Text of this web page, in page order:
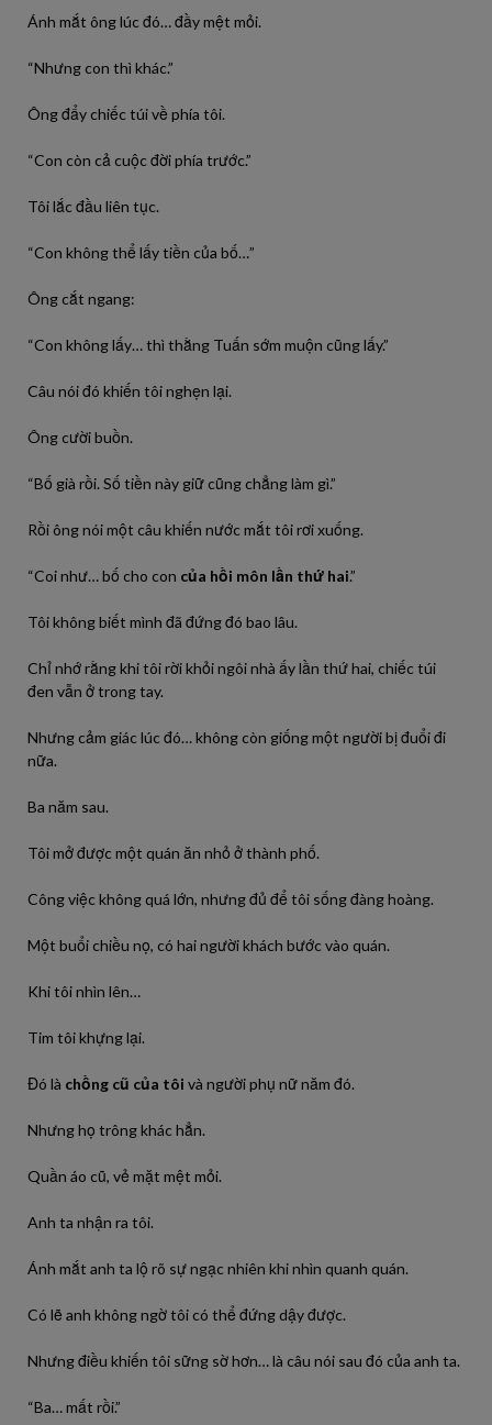
Ánh mắt ông lúc đó… đầy mệt mỏi.
“Nhưng con thì khác.”
Ông đẩy chiếc túi về phía tôi.
“Con còn cả cuộc đời phía trước.”
Tôi lắc đầu liên tục.
“Con không thể lấy tiền của bố…”
Ông cắt ngang:
“Con không lấy… thì thằng Tuấn sớm muộn cũng lấy.”
Câu nói đó khiến tôi nghẹn lại.
Ông cười buồn.
“Bố già rồi. Số tiền này giữ cũng chẳng làm gì.”
Rồi ông nói một câu khiến nước mắt tôi rơi xuống.
“Coi như… bố cho con của hồi môn lần thứ hai.”
Tôi không biết mình đã đứng đó bao lâu.
Chỉ nhớ rằng khi tôi rời khỏi ngôi nhà ấy lần thứ hai, chiếc túi
đen vẫn ở trong tay.
Nhưng cảm giác lúc đó… không còn giống một người bị đuổi đi
nữa.
Ba năm sau.
Tôi mở được một quán ăn nhỏ ở thành phố.
Công việc không quá lớn, nhưng đủ để tôi sống đàng hoàng.
Một buổi chiều nọ, có hai người khách bước vào quán.
Khi tôi nhìn lên…
Tim tôi khựng lại.
Đó là chồng cũ của tôi và người phụ nữ năm đó.
Nhưng họ trông khác hẳn.
Quần áo cũ, vẻ mặt mệt mỏi.
Anh ta nhận ra tôi.
Ánh mắt anh ta lộ rõ sự ngạc nhiên khi nhìn quanh quán.
Có lẽ anh không ngờ tôi có thể đứng dậy được.
Nhưng điều khiến tôi sững sờ hơn… là câu nói sau đó của anh ta.
“Ba… mất rồi.”